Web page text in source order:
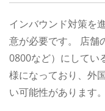
インバウンド対策を
意が必要です。
店舗
0800など）にしてい
様になっており、外
い可能性があります。